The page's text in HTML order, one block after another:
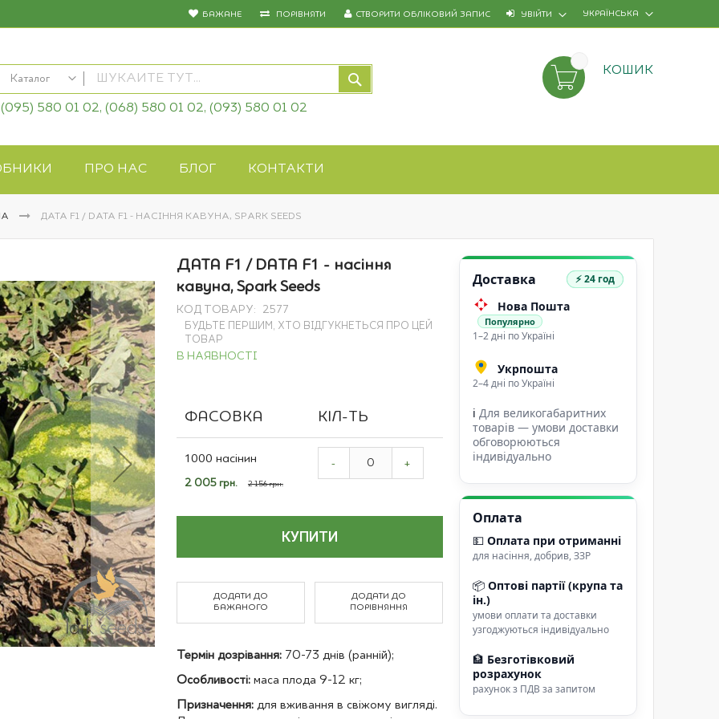
УКРАЇНСЬКА
БАЖАНЕ ПОРІВНЯТИ УВІЙТИ
СТВОРИТИ ОБЛІКОВИЙ ЗАПИС
Каталог
КАТАЛОГ
Укривні матеріали
Товари для дому
Крупи оптом
Польові культури
(095) 580 01 02, (068) 580 01 02, (093) 580 01 02
КОШИК
ПРО НАС БЛОГ КОНТАКТИ
ДАТА F1 / DATA F1 - НАСІННЯ КАВУНА, SPARK SEEDS
ДАТА F1 / DATA F1 - насіння
кавуна, Spark Seeds
КОД ТОВАРУ 2577
БУДЬТЕ ПЕРШИМ, ХТО ВІДГУКНЕТЬСЯ ПРО ЦЕЙ
ТОВАР
В НАЯВНОСТІ
product
ФАСОВКА КІЛ-ТЬ
1000 насінин
Спеціальна
2 005 грн. 2 156 грн.
- +
КУПИТИ
ДОДАТИ ДО
БАЖАНОГО
ДОДАТИ ДО
ПОРІВНЯННЯ
Термін дозрівання:70-73 днів (ранній);
Особливості:маса плода 9-12 кг;
Призначення:для вживання в свіжому вигляді.
Доставка ⚡ 24 год
Нова Пошта
Популярно
1–2 дні по Україні
Укрпошта
2–4 дні по Україні
ℹДля великогабаритних
товарів — умови доставки
обговорюються
індивідуально
Оплата
💵Оплата при отриманні
для насіння, добрив, ЗЗР
📦Оптові партії (крупа та
ін.)
умови оплати та доставки
узгоджуються індивідуально
🏦 Безготівковий
розрахунок
рахунок з ПДВ за запитом